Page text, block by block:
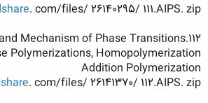
. com/files/ 26140295/ 111.AIPS. zip
112.Theories and Mechanism of Phase Transitions,
Polymerizations, Homopolymerization,
Addition Polymerization
. com/files/ 26141370/ 112.AIPS. zip